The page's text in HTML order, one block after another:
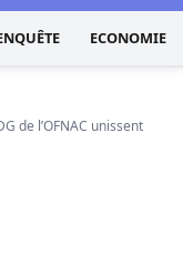
ECONOMIE
de l’OFNAC unissent